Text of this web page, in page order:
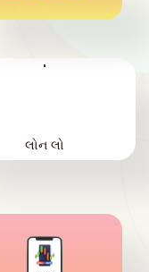
'
લોન લો